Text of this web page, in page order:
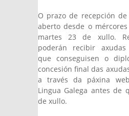
O prazo de recepción
aberto desde o
martes 23 de xullo.
poderán recibir axudas
que conseguisen o
concesión final das
a través da páxina
Lingua Galega antes de
de xullo.